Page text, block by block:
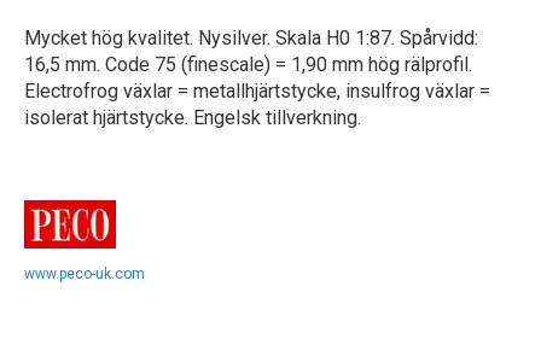
Mycket hög kvalitet. Nysilver. Skala H0 1:87. Spårvidd:
16,5 mm. Code 75 (finescale) = 1,90 mm hög rälprofil.
Electrofrog växlar = metallhjärtstycke, insulfrog växlar =
isolerat hjärtstycke. Engelsk tillverkning.
www.peco-uk.com